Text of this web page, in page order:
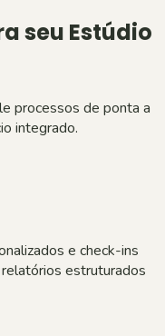
seu Estúdio
processos de ponta a
integrado.
e check-ins
estruturados